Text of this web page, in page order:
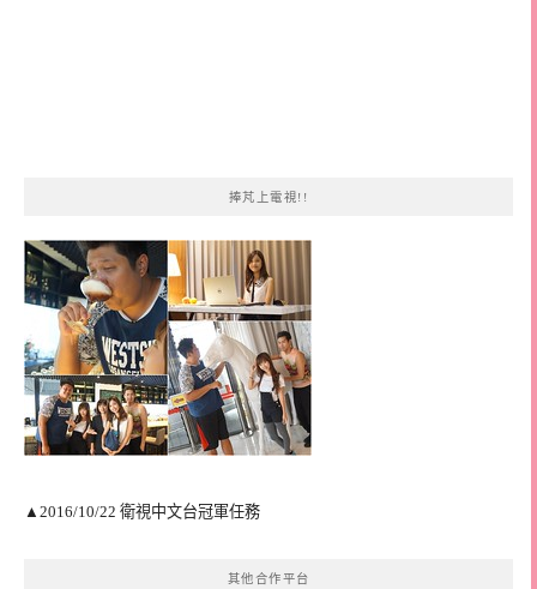
捧芃上電視!!
▲2016/10/22 衛視中文台冠軍任務
其他合作平台